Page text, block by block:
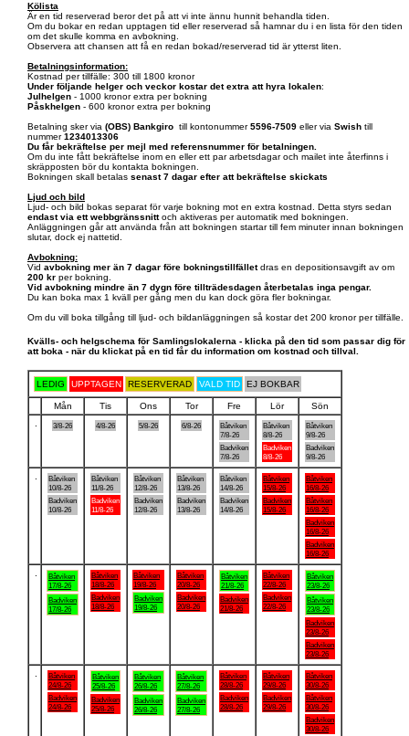
Kölista
Är en tid reserverad beror det på att vi inte ännu hunnit behandla tiden.
Om du bokar en redan upptagen tid eller reserverad så hamnar du i en lista för den tiden
om det skulle komma en avbokning.
Observera att chansen att få en redan bokad/reserverad tid är ytterst liten.
Betalningsinformation:
Kostnad per tillfälle: 300 till 1800 kronor
Under följande helger och veckor kostar det extra att hyra lokalen:
Julhelgen - 1000 kronor extra per bokning
Påskhelgen - 600 kronor extra per bokning
Betalning sker via (OBS) Bankgiro till kontonummer5596-7509 eller via Swish till
nummer1234013306
Du får bekräftelse per mejl med referensnummer för betalningen.
Om du inte fått bekräftelse inom en eller ett par arbetsdagar och mailet inte återfinns i
skräpposten bör du kontakta bokningen.
Bokningen skall betalas senast 7 dagar efter att bekräftelse skickats
Ljud och bild
Ljud- och bild bokas separat för varje bokning mot en extra kostnad. Detta styrs sedan
endast via ett webbgränssnittoch aktiveras per automatik med bokningen.
Anläggningen går att använda från att bokningen startar till fem minuter innan bokningen
slutar, dock ej nattetid.
Avbokning:
Vid avbokning mer än 7 dagar före bokningstillfälletdras en depositionsavgift av om
200 kr per bokning.
Vid avbokning mindre än 7 dygn före tillträdesdagen återbetalas inga pengar.
Du kan boka max 1 kväll per gång men du kan dock göra fler bokningar.
Om du vill boka tillgång till ljud- och bildanläggningen så kostar det 200 kronor per tillfälle.
Kvälls- och helgschema för Samlingslokalerna - klicka på den tid som passar dig för
att boka - när du klickat på en tid får du information om kostnad och tillval.
LEDIG UPPTAGEN RESERVERAD VALD TID EJ BOKBAR
Mån Tis Ons Tor Fre Lör
Sön
3/8-26 4/8-26 5/8-26 6/8-26
Båtviken
7/8-26
Badviken
7/8-26
Båtviken
8/8-26
Badviken
8/8-26
Båtviken
9/8-26
Badviken
9/8-26
Båtviken
10/8-26
Badviken
10/8-26
Båtviken
11/8-26
Badviken
11/8-26
Båtviken
12/8-26
Badviken
12/8-26
Båtviken
13/8-26
Badviken
13/8-26
Båtviken
14/8-26
Badviken
14/8-26
Båtviken
15/8-26
Badviken
15/8-26
Båtviken
16/8-26
Båtviken
16/8-26
Badviken
16/8-26
Badviken
16/8-26
Båtviken
17/8-26
Badviken
17/8-26
Båtviken
18/8-26
Badviken
18/8-26
Båtviken
19/8-26
Badviken
19/8-26
Båtviken
20/8-26
Badviken
20/8-26
Båtviken
21/8-26
Badviken
21/8-26
Båtviken
22/8-26
Badviken
22/8-26
Båtviken
23/8-26
Båtviken
23/8-26
Badviken
23/8-26
Badviken
23/8-26
Båtviken
24/8-26
Badviken
24/8-26
Båtviken
25/8-26
Badviken
25/8-26
Båtviken
26/8-26
Badviken
26/8-26
Båtviken
27/8-26
Badviken
27/8-26
Båtviken
28/8-26
Badviken
28/8-26
Båtviken
29/8-26
Badviken
29/8-26
Båtviken
30/8-26
Båtviken
30/8-26
Badviken
30/8-26